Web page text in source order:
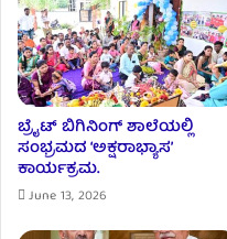
ಬ್ರೈಟ್‌ ಬಿಗಿನಿಂಗ್‌ ಶಾಲೆಯಲ್ಲಿ
ಸಂಭ್ರಮದ ‘ಅಕ್ಷರಾಭ್ಯಾಸ’
ಕಾರ್ಯಕ್ರಮ.
June 13, 2026